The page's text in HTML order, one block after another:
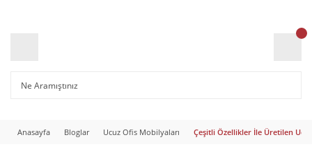
Anasayfa Bloglar Ucuz Ofis Mobilyaları Çeşitli Özellikler İle Üretilen